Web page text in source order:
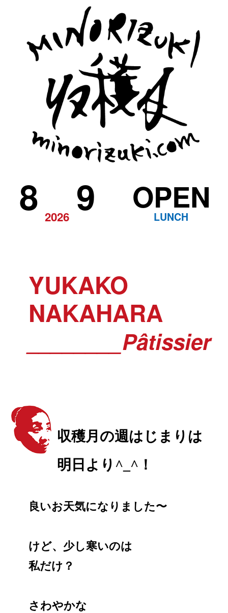
2026
8 9 LUNCH
OPEN
YUKAKO
NAKAHARA
________Pâtissier
収穫月の週はじまりは
明日より^_^！
良いお天気になりました〜
けど、少し寒いのは
私だけ？
さわやかな